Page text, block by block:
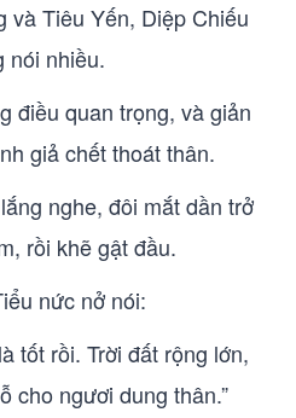
và Tiêu Yến, Diệp Chiếu
nói nhiều.
điều quan trọng, và giản
giả chết thoát thân.
nghe, đôi mắt dần trở
rồi khẽ gật đầu.
nức nở nói:
tốt rồi. Trời đất rộng lớn,
cho ngươi dung thân.”